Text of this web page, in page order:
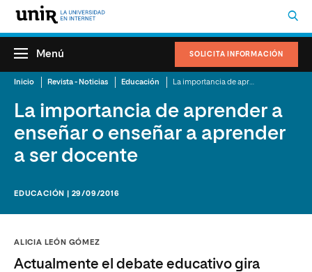
SOLICITA INFORMACIÓN
Menú
Inicio Revista - Noticias Educación
La importancia de aprender a
enseñar o enseñar a aprender
a ser docente
EDUCACIÓN | 29/09/2016
ALICIA LEÓN GÓMEZ
Actualmente el debate educativo gira